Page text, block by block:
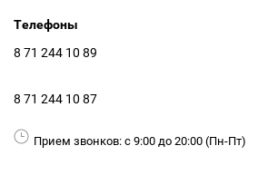
Телефоны
8 71 244 10 89
8 71 244 10 87
Прием звонков: с 9:00 до 20:00 (Пн-Пт)